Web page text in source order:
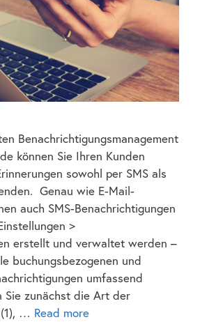
Benachrichtigungsmanagement
können Sie Ihren Kunden
sowohl per SMS als
Genau wie E-Mail-
auch SMS-Benachrichtigungen
>
erstellt und verwaltet werden –
buchungsbezogenen und
umfassend
Sie zunächst die Art der
… Read more